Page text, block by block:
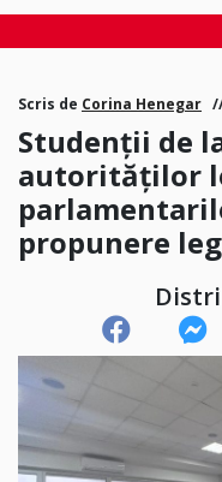
Scris de Corina Henegar
Studenții de
autorităților
propunere